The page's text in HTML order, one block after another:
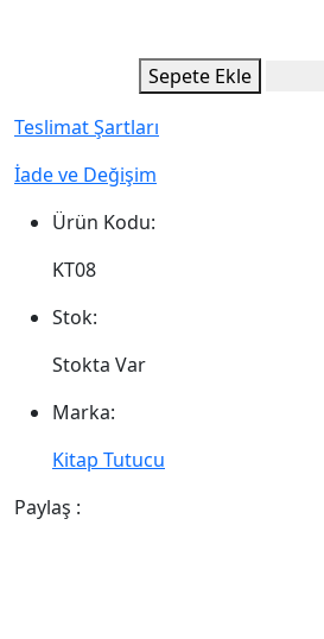
Sepete Ekle
Teslimat Şartları
İade ve Değişim
Ürün Kodu:
KT08
Stok:
Stokta Var
Marka:
Kitap Tutucu
Paylaş :